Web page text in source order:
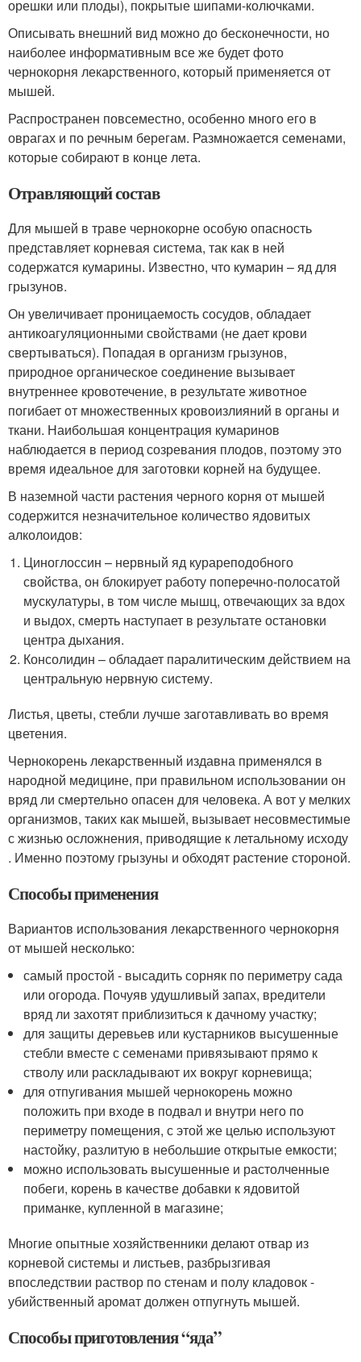
орешки или плоды), покрытые шипами-колючками.
Описывать внешний вид можно до бесконечности, но
наиболее информативным все же будет фото
чернокорня лекарственного, который применяется от
мышей.
Распространен повсеместно, особенно много его в
оврагах и по речным берегам. Размножается семенами,
которые собирают в конце лета.
Отравляющий состав
Для мышей в траве чернокорне особую опасность
представляет корневая система, так как в ней
содержатся кумарины. Известно, что кумарин – яд для
грызунов.
Он увеличивает проницаемость сосудов, обладает
антикоагуляционными свойствами (не дает крови
свертываться). Попадая в организм грызунов,
природное органическое соединение вызывает
внутреннее кровотечение, в результате животное
погибает от множественных кровоизлияний в органы и
ткани. Наибольшая концентрация кумаринов
наблюдается в период созревания плодов, поэтому это
время идеальное для заготовки корней на будущее.
В наземной части растения черного корня от мышей
содержится незначительное количество ядовитых
алколоидов:
Циноглоссин – нервный яд курареподобного
свойства, он блокирует работу поперечно-полосатой
мускулатуры, в том числе мышц, отвечающих за вдох
и выдох, смерть наступает в результате остановки
центра дыхания.
Консолидин – обладает паралитическим действием на
центральную нервную систему.
Листья, цветы, стебли лучше заготавливать во время
цветения.
Чернокорень лекарственный издавна применялся в
народной медицине, при правильном использовании он
вряд ли смертельно опасен для человека. А вот у мелких
организмов, таких как мышей, вызывает несовместимые
с жизнью осложнения, приводящие к летальному исходу
. Именно поэтому грызуны и обходят растение стороной.
Способы применения
Вариантов использования лекарственного чернокорня
от мышей несколько:
самый простой - высадить сорняк по периметру сада
или огорода. Почуяв удушливый запах, вредители
вряд ли захотят приблизиться к дачному участку;
для защиты деревьев или кустарников высушенные
стебли вместе с семенами привязывают прямо к
стволу или раскладывают их вокруг корневища;
для отпугивания мышей чернокорень можно
положить при входе в подвал и внутри него по
периметру помещения, с этой же целью используют
настойку, разлитую в небольшие открытые емкости;
можно использовать высушенные и растолченные
побеги, корень в качестве добавки к ядовитой
приманке, купленной в магазине;
Многие опытные хозяйственники делают отвар из
корневой системы и листьев, разбрызгивая
впоследствии раствор по стенам и полу кладовок -
убийственный аромат должен отпугнуть мышей.
Способы приготовления “яда”